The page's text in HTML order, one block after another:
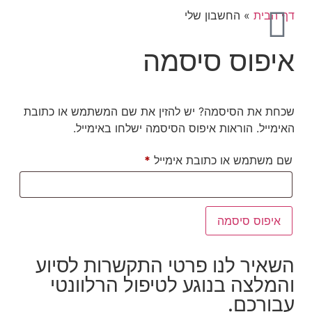
דף הבית » החשבון שלי
איפוס סיסמה
שכחת את הסיסמה? יש להזין את שם המשתמש או כתובת
האימייל. הוראות איפוס הסיסמה ישלחו באימייל.
שם משתמש או כתובת אימייל *
איפוס סיסמה
השאיר לנו פרטי התקשרות לסיוע
והמלצה בנוגע לטיפול הרלוונטי
עבורכם.